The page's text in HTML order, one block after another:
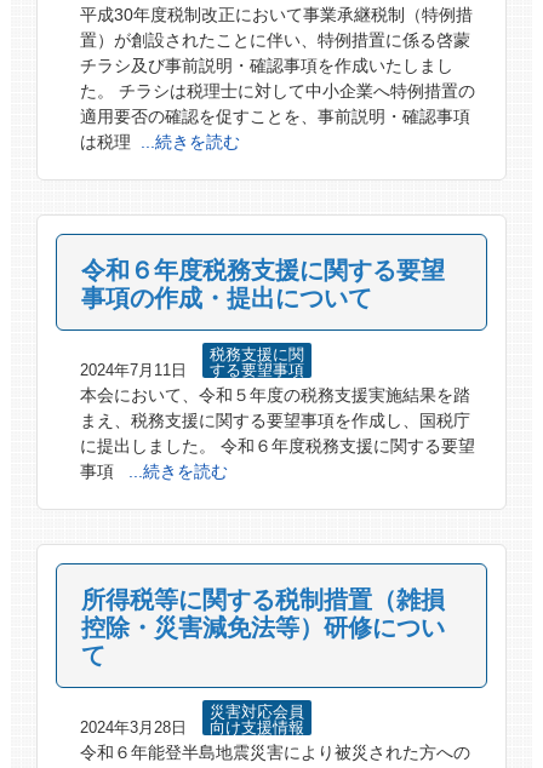
平成30年度税制改正において事業承継税制（特例措
置）が創設されたことに伴い、特例措置に係る啓蒙
チラシ及び事前説明・確認事項を作成いたしまし
た。 チラシは税理士に対して中小企業へ特例措置の
適用要否の確認を促すことを、事前説明・確認事項
は税理
...続きを読む
令和６年度税務支援に関する要望
事項の作成・提出について
2024年7月11日
税務支援に関
する要望事項
本会において、令和５年度の税務支援実施結果を踏
まえ、税務支援に関する要望事項を作成し、国税庁
に提出しました。 令和６年度税務支援に関する要望
事項
...続きを読む
所得税等に関する税制措置（雑損
控除・災害減免法等）研修につい
て
2024年3月28日
災害対応会員
向け支援情報
令和６年能登半島地震災害により被災された方への